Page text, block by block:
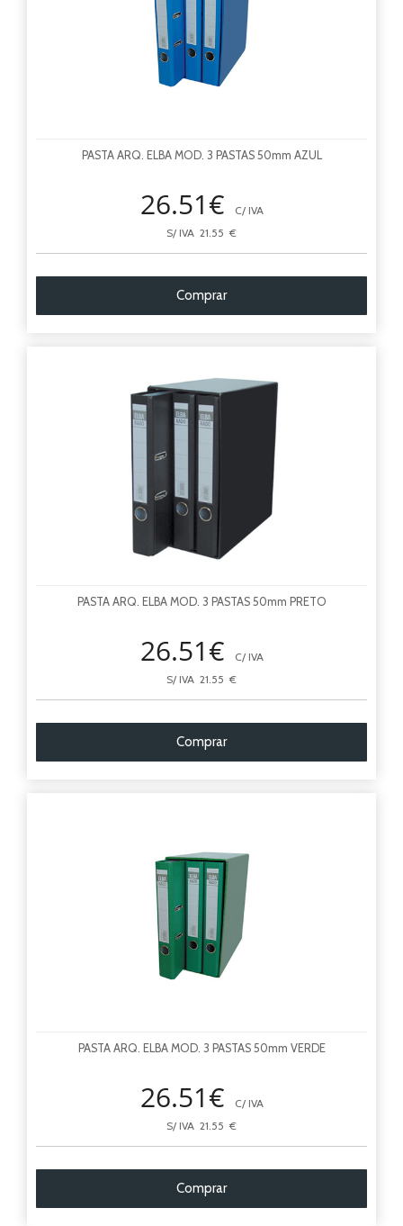
PASTA ARQ. ELBA MOD. 3 PASTAS 50mm AZUL
26.51€
C/ IVA
S/ IVA 21.55 €
Comprar
PASTA ARQ. ELBA MOD. 3 PASTAS 50mm PRETO
26.51€
C/ IVA
S/ IVA 21.55 €
Comprar
PASTA ARQ. ELBA MOD. 3 PASTAS 50mm VERDE
26.51€
C/ IVA
S/ IVA 21.55 €
Comprar